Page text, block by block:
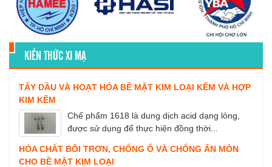
KIẾN THỨC XI MẠ
TẨY DẦU VÀ HOẠT HÓA BỀ MẶT KIM LOẠI KẼM VÀ HỢP
KIM KẼM
Chế phẩm 1618 là dung dịch acid dạng lỏng,
được sử dụng để thực hiện đồng thời...
HÓA CHẤT BÔI TRƠN, CHỐNG Ố VÀ CHỐNG ĂN MÒN
CHO BỀ MẶT KIM LOẠI